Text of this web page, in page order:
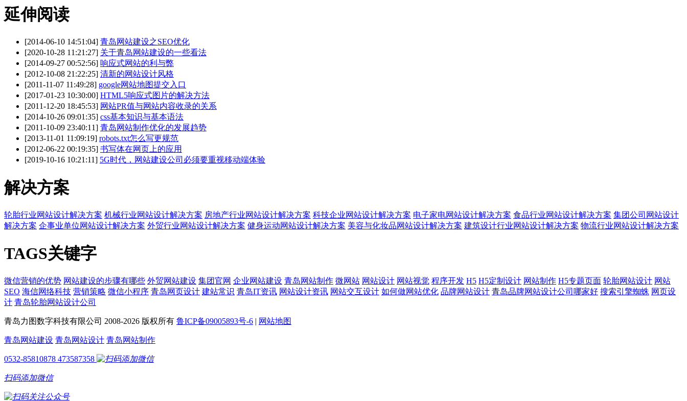
延伸阅读
[2014-06-10 14:51:04] 青岛网站建设之SEO优化
[2020-10-28 11:21:27] 关于青岛网站建设的一些看法
[2014-09-27 00:52:56] 响应式网站的利与弊
[2012-10-08 21:22:25] 清新的网站设计风格
[2011-11-07 11:49:28] google网站地图提交入口
[2017-01-23 10:30:00] HTML5响应式图片的解决方法
[2011-12-20 18:45:53] 网站PR值与网站内容收录的关系
[2014-10-26 09:01:35] css基本知识与基本语法
[2011-10-09 23:40:11] 青岛网站制作优化的发展趋势
[2013-11-01 11:09:19] robots.txt怎么写更规范
[2012-06-22 00:19:35] 书写体在网页上的应用
[2019-10-16 10:21:11] 5G时代，网站建设公司必须要重视移动端体验
解决方案
轮胎行业网站设计解决方案 机械行业网站设计解决方案 房地产行业网站设计解决方案 科技企业网站设计解决方案 电子家电网站设计解决方案 食品行业网站设计解决方案 集团公司网站设计
解决方案 企事业单位网站设计解决方案 外贸行业网站设计解决方案 健身运动网站设计解决方案 美容与化妆品网站设计解决方案 建筑设计行业网站设计解决方案 物流行业网站设计解决方案
TAGS关键字
微信营销的优势 网站建设的步骤有哪些 外贸网站建设 集团官网 企业网站建设 青岛网站制作 微网站 网站设计 网站视觉 程序开发 H5 H5定制设计 网站制作 H5专题页面 轮胎网站设计 网站
SEO 海信网络科技 营销策略 微信小程序 青岛网页设计 建站常识 青岛IT资讯 网站设计资讯 网站交互设计 如何做网站优化 品牌网站设计 青岛品牌网站设计公司哪家好 搜索引擎蜘蛛 网页设
计 青岛轮胎网站设计公司
青岛力图数字科技有限公司 2008-2026 版权所有 鲁ICP备09005893号-6 | 网站地图
青岛网站建设 青岛网站设计 青岛网站制作
0532-85810878 473587358
扫码添加微信